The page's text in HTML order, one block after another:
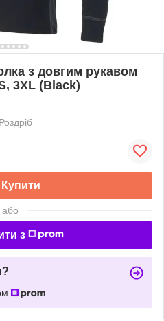
з довгим рукавом
3XL (Black)
Роздріб
Купити
або
з